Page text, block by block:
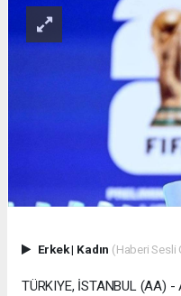
Erkek| Kadın (Haberi Sesli
TÜRKIYE, İSTANBUL (AA) -